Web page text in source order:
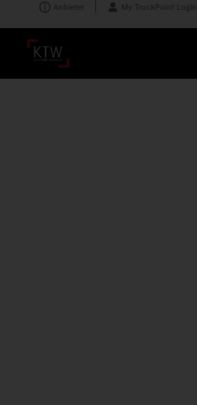
Anbieter My TruckPoint Login